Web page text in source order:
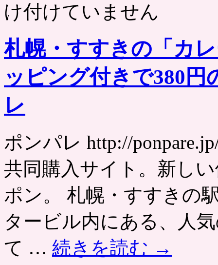
け付けていません
札幌・すすきの「カ
ッピング付きで380
レ
ポンパレ http://
共同購入サイト。新し
ポン。 札幌・すすきの
タービル内にある、人
て … 続きを読む →